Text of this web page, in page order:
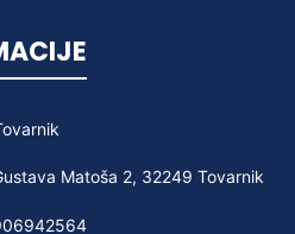
Matoša 2, 32249 Tovarnik